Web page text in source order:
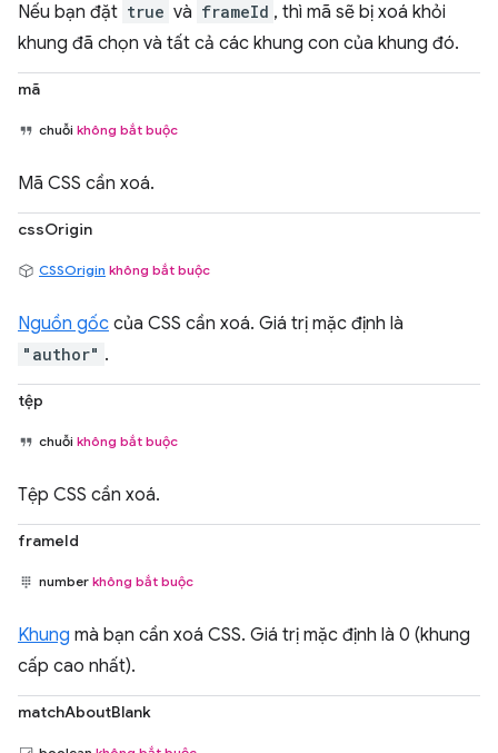
Nếu bạn đặt true và frameId , thì mã sẽ bị xoá khỏi
khung đã chọn và tất cả các khung con của khung đó.
mã
chuỗi không bắt buộc
Mã CSS cần xoá.
cssOrigin
CSSOrigin không bắt buộc
Nguồn gốc của CSS cần xoá. Giá trị mặc định là
"author" .
tệp
chuỗi không bắt buộc
Tệp CSS cần xoá.
frameId
number không bắt buộc
Khung mà bạn cần xoá CSS. Giá trị mặc định là 0 (khung
cấp cao nhất).
matchAboutBlank